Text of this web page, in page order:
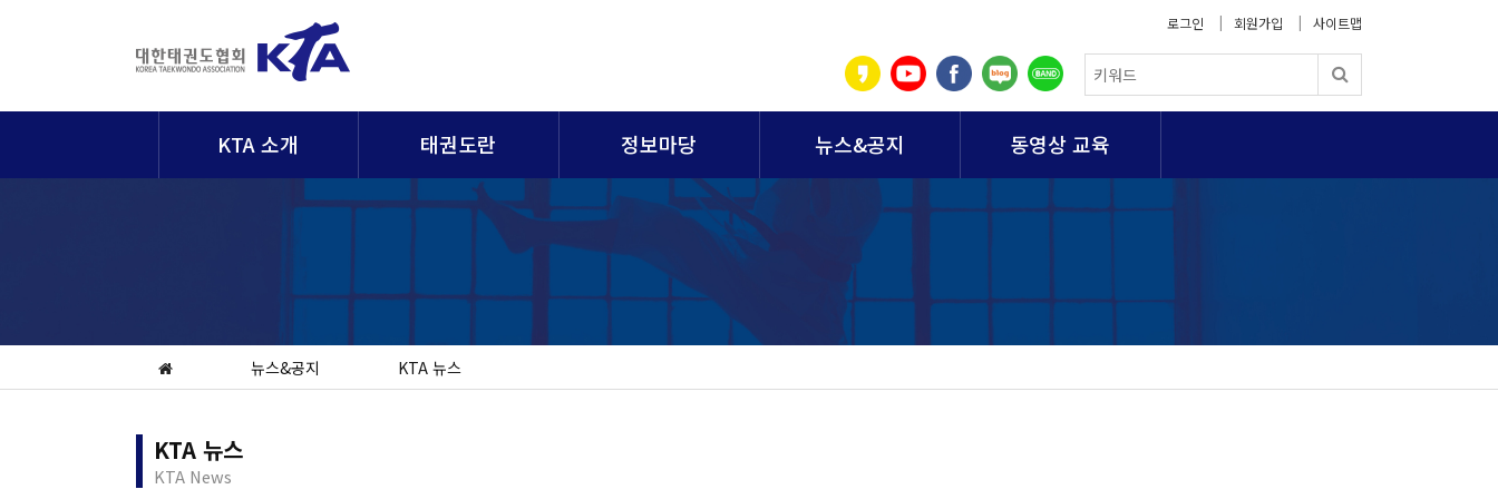
로그인 회원가입 사이트맵
KTA 소개 태권도란 정보마당 뉴스&공지 동영상 교육
뉴스&공지 KTA 뉴스
KTA 뉴스
KTA News